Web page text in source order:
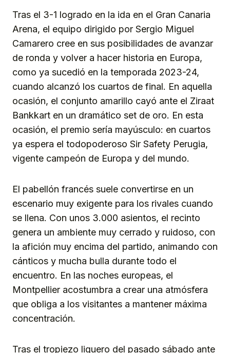
Tras el 3-1 logrado en la ida en el Gran Canaria
Arena, el equipo dirigido por Sergio Miguel
Camarero cree en sus posibilidades de avanzar
de ronda y volver a hacer historia en Europa,
como ya sucedió en la temporada 2023-24,
cuando alcanzó los cuartos de final. En aquella
ocasión, el conjunto amarillo cayó ante el Ziraat
Bankkart en un dramático set de oro. En esta
ocasión, el premio sería mayúsculo: en cuartos
ya espera el todopoderoso Sir Safety Perugia,
vigente campeón de Europa y del mundo.
El pabellón francés suele convertirse en un
escenario muy exigente para los rivales cuando
se llena. Con unos 3.000 asientos, el recinto
genera un ambiente muy cerrado y ruidoso, con
la afición muy encima del partido, animando con
cánticos y mucha bulla durante todo el
encuentro. En las noches europeas, el
Montpellier acostumbra a crear una atmósfera
que obliga a los visitantes a mantener máxima
concentración.
Tras el tropiezo liguero del pasado sábado ante